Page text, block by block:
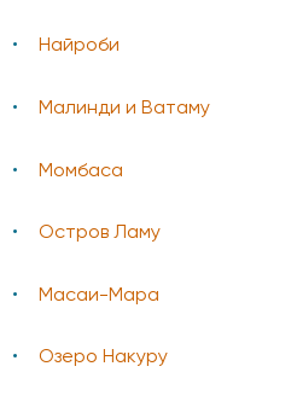
Найроби
Малинди и Ватаму
Момбаса
Остров Ламу
Масаи-Мара
Озеро Накуру